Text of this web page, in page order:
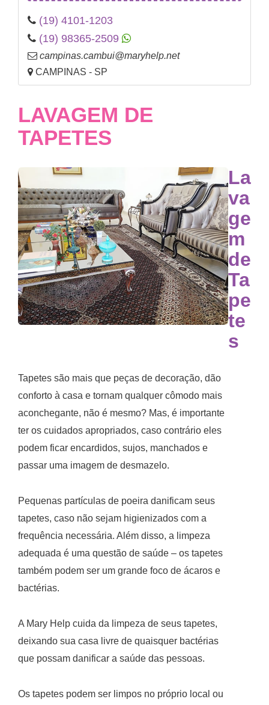
(19) 4101-1203
(19) 98365-2509
campinas.cambui@maryhelp.net
CAMPINAS - SP
LAVAGEM DE
TAPETES
La
va
ge
m
de
Ta
pe
te
s
Tapetes são mais que peças de decoração, dão
conforto à casa e tornam qualquer cômodo mais
aconchegante, não é mesmo? Mas, é importante
ter os cuidados apropriados, caso contrário eles
podem ficar encardidos, sujos, manchados e
passar uma imagem de desmazelo.
Pequenas partículas de poeira danificam seus
tapetes, caso não sejam higienizados com a
frequência necessária. Além disso, a limpeza
adequada é uma questão de saúde – os tapetes
também podem ser um grande foco de ácaros e
bactérias.
A Mary Help cuida da limpeza de seus tapetes,
deixando sua casa livre de quaisquer bactérias
que possam danificar a saúde das pessoas.
Os tapetes podem ser limpos no próprio local ou